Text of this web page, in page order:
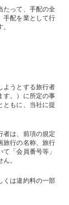
って、手配の全
手配を業として行
うとする旅行者
す。）に所定の事
ともに、当社に提
は、前項の規定
旅行の名称、旅行
「会員番号等」
。
くは違約料の一部